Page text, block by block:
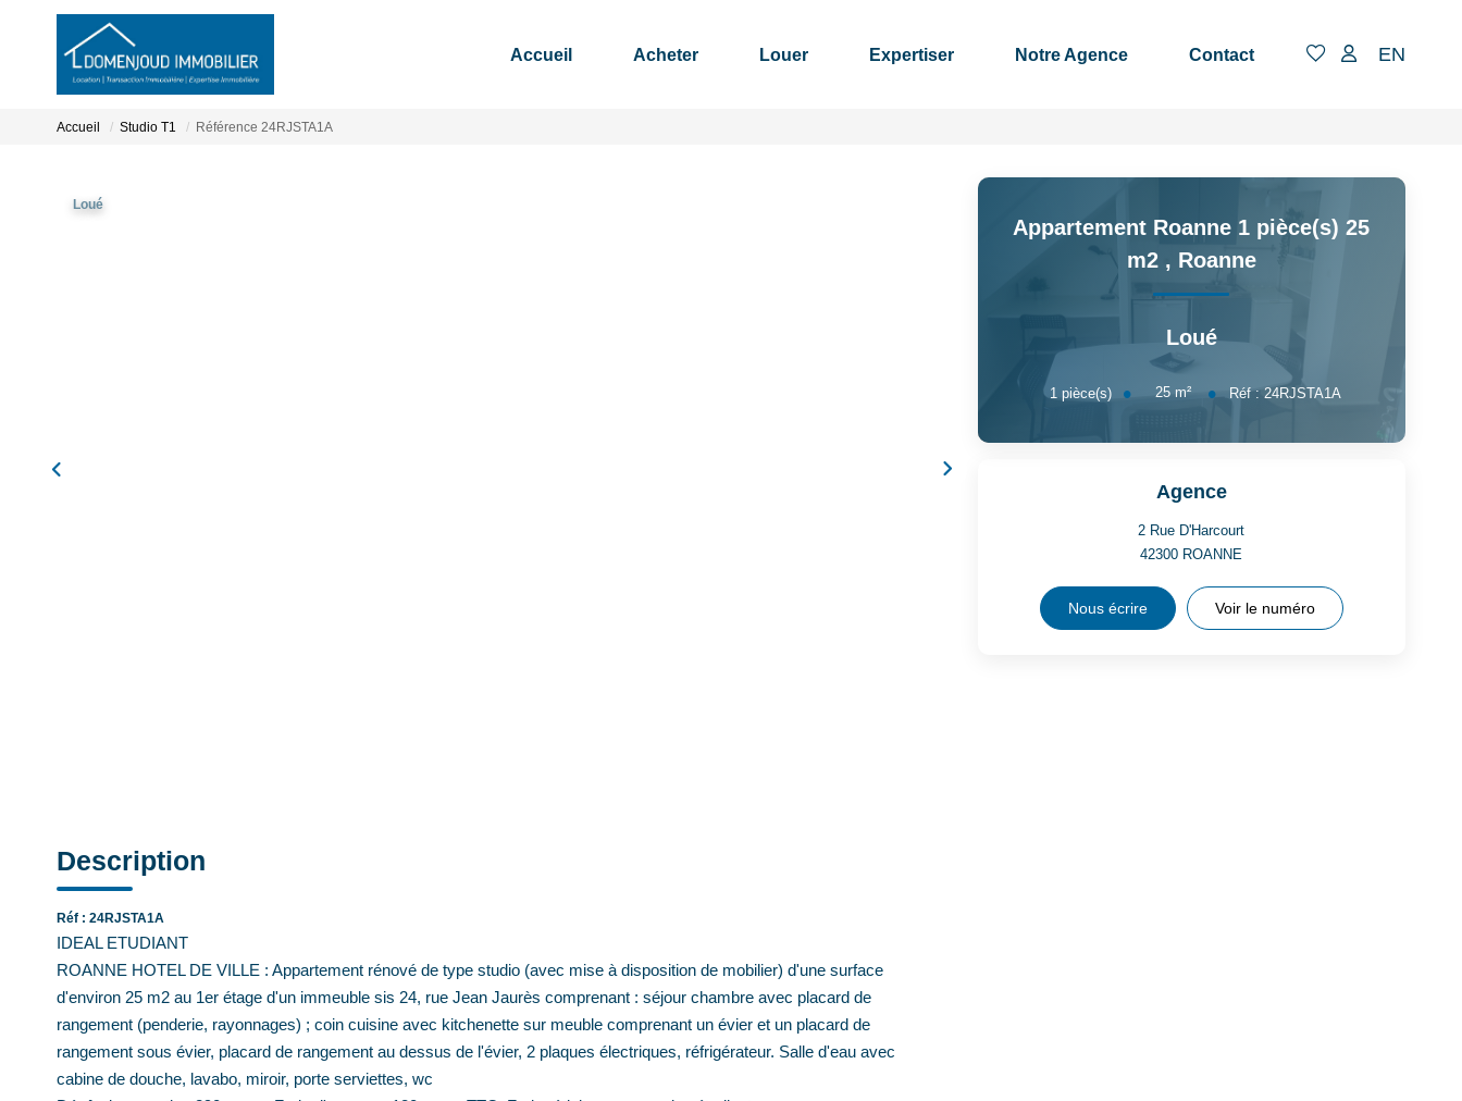
Accueil Acheter Louer Expertiser Notre Agence Contact EN
Accueil Studio T1 Référence 24RJSTA1A
Loué
Description
Réf : 24RJSTA1A
IDEAL ETUDIANT
ROANNE HOTEL DE VILLE : Appartement rénové de type studio (avec mise à disposition de mobilier) d'une surface
d'environ 25 m2 au 1er étage d'un immeuble sis 24, rue Jean Jaurès comprenant : séjour chambre avec placard de
rangement (penderie, rayonnages) ; coin cuisine avec kitchenette sur meuble comprenant un évier et un placard de
rangement sous évier, placard de rangement au dessus de l'évier, 2 plaques électriques, réfrigérateur. Salle d'eau avec
cabine de douche, lavabo, miroir, porte serviettes, wc
Appartement Roanne 1 pièce(s) 25
m2 , Roanne
Loué
1pièce(s) 25 m² Réf :24RJSTA1A
Agence
2 Rue D'Harcourt
42300 ROANNE
Nous écrire Voir le numéro